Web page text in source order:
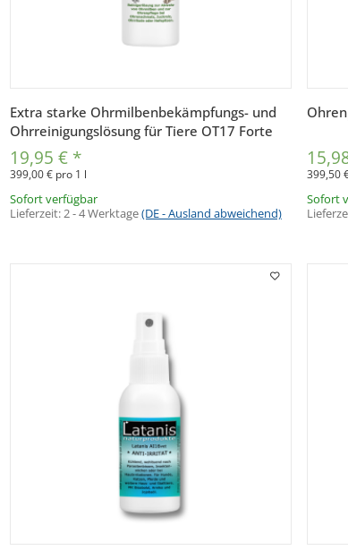
Vorschau
Extra starke Ohrmilbenbekämpfungs- und
Ohrreinigungslösung für Tiere OT17 Forte
19,95 € *
399,00 € pro 1 l
Sofort verfügbar
Lieferzeit: 2 - 4 Werktage(DE - Ausland abweichend)
399,50
Sofort